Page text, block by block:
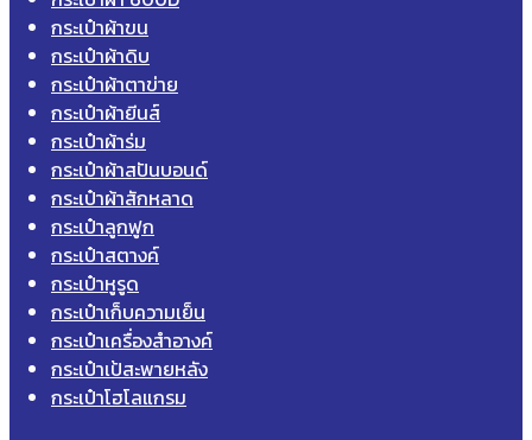
กระเป๋าผ้าขน
กระเป๋าผ้าดิบ
กระเป๋าผ้าตาข่าย
กระเป๋าผ้ายีนส์
กระเป๋าผ้าร่ม
กระเป๋าผ้าสปันบอนด์
กระเป๋าผ้าสักหลาด
กระเป๋าลูกฟูก
กระเป๋าสตางค์
กระเป๋าหูรูด
กระเป๋าเก็บความเย็น
กระเป๋าเครื่องสำอางค์
กระเป๋าเป้สะพายหลัง
กระเป๋าโฮโลแกรม